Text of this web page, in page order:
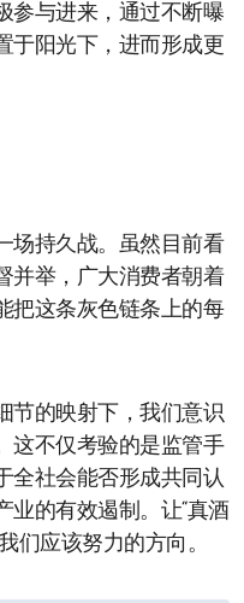
参与进来，通过不断曝
于阳光下，进而形成更
场持久战。虽然目前看
并举，广大消费者朝着
把这条灰色链条上的每
节的映射下，我们意识
这不仅考验的是监管手
全社会能否形成共同认
业的有效遏制。让“真酒
们应该努力的方向。